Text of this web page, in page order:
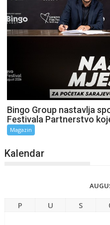
Bingo Group nastavlja
Festivala Partnerstvo
Magazin
Kalendar
P U S